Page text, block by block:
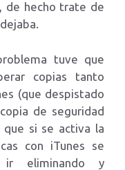
de hecho trate de
tuve que
copias tanto
(que despistado
de seguridad
que si se activa la
con iTunes se
ir eliminando y